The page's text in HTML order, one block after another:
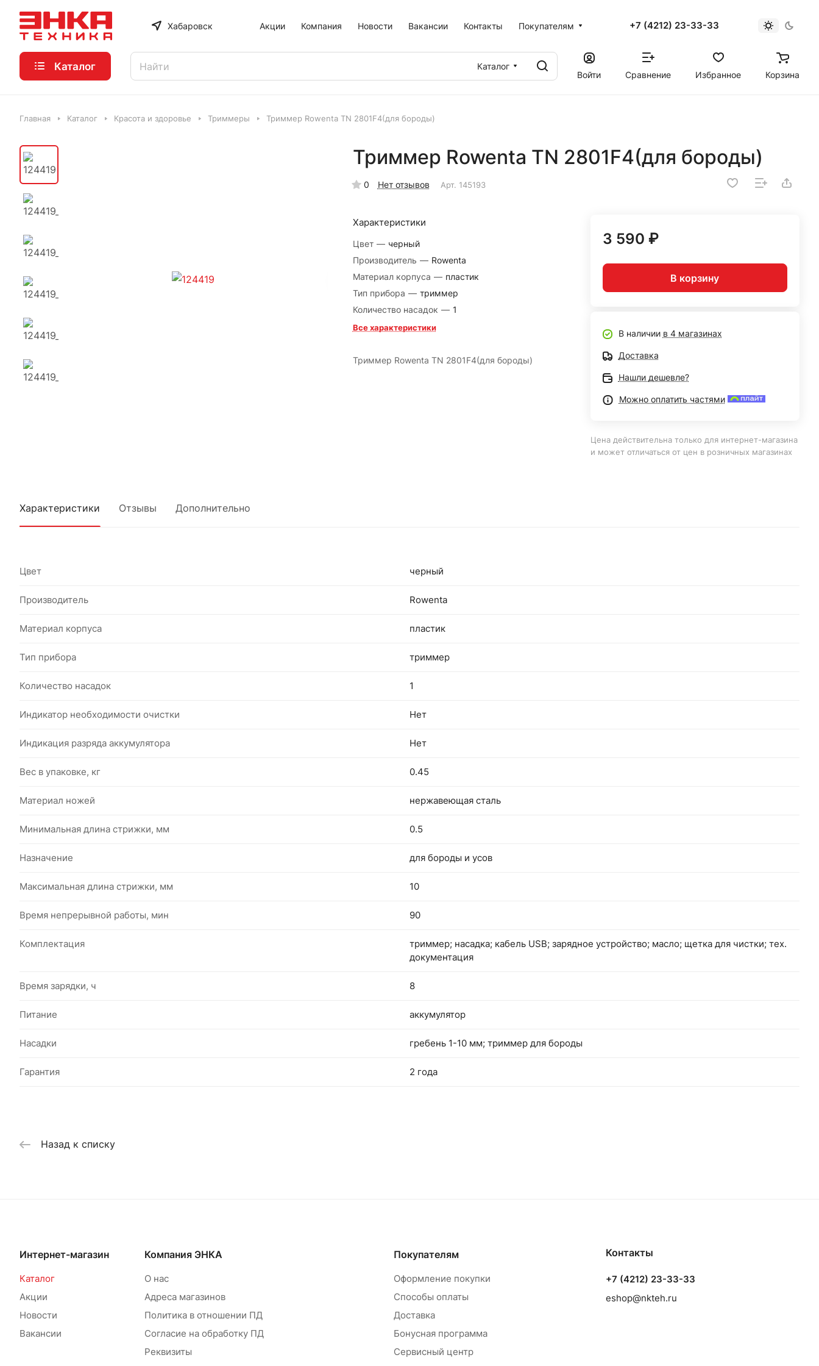
Хабаровск Акции Компания Новости Вакансии Контакты Покупателям +7 (4212) 23-33-33
Каталог
Каталог
Войти
Сравнение Избранное Корзина
Главная Каталог Красота и здоровье Триммеры Триммер Rowenta TN 2801F4(для бороды)
Триммер Rowenta TN 2801F4(для бороды)
0 Нет отзывов Арт. 145193
Характеристики
Цвет — черный
Производитель — Rowenta
Материал корпуса — пластик
Тип прибора — триммер
Количество насадок — 1
Все характеристики
Триммер Rowenta TN 2801F4(для бороды)
3 590 ₽
В корзину
В наличии в 4 магазинах
Доставка
Нашли дешевле?
Можно оплатить частями
Цена действительна только для интернет-магазина
и может отличаться от цен в розничных магазинах
Характеристики Отзывы Дополнительно
Цвет черный
Производитель Rowenta
Материал корпуса пластик
Тип прибора триммер
Количество насадок 1
Индикатор необходимости очистки Нет
Индикация разряда аккумулятора Нет
Вес в упаковке, кг 0.45
Материал ножей нержавеющая сталь
Минимальная длина стрижки, мм 0.5
Назначение для бороды и усов
Максимальная длина стрижки, мм 10
Время непрерывной работы, мин 90
Комплектация
триммер; насадка; кабель USB; зарядное устройство; масло; щетка для чистки; тех.
документация
Время зарядки, ч 8
Питание аккумулятор
Насадки гребень 1-10 мм; триммер для бороды
Гарантия 2 года
Назад к списку
Интернет-магазин
Каталог
Акции
Новости
Вакансии
Компания ЭНКА
О нас
Адреса магазинов
Политика в отношении ПД
Согласие на обработку ПД
Реквизиты
Покупателям
Оформление покупки
Способы оплаты
Доставка
Бонусная программа
Сервисный центр
Контакты
+7 (4212) 23-33-33
eshop@nkteh.ru